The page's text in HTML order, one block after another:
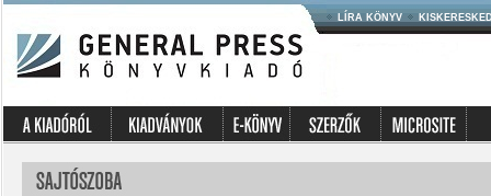
LÍRA KÖNYV